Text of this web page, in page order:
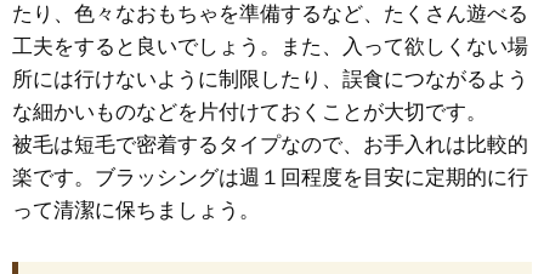
たり、色々なおもちゃを準備するなど、たくさん遊べる
工夫をすると良いでしょう。また、入って欲しくない場
所には行けないように制限したり、誤食につながるよう
な細かいものなどを片付けておくことが大切です。
被毛は短毛で密着するタイプなので、お手入れは比較的
楽です。ブラッシングは週１回程度を目安に定期的に行
って清潔に保ちましょう。